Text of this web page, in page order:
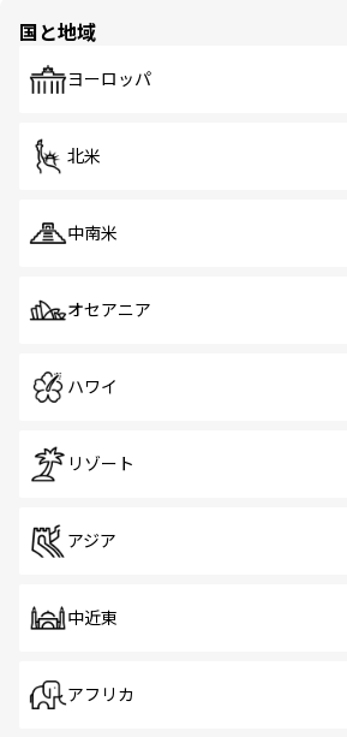
で、ホーカーズは地元の風情を楽
国と地域
ヨーロッパ
北米
中南米
オセアニア
ハワイ
リゾート
アジア
中近東
アフリカ